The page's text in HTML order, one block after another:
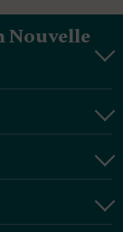
Nouvelle